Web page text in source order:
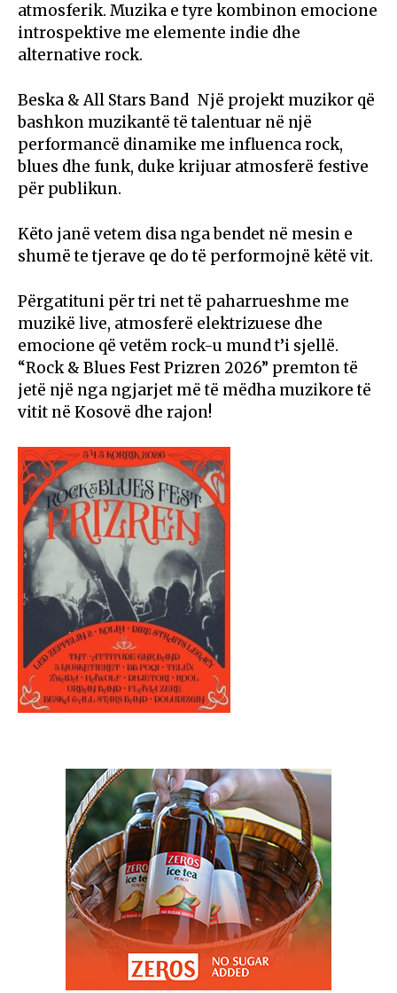
atmosferik. Muzika e tyre kombinon emocione
introspektive me elemente indie dhe
alternative rock.
Beska & All Stars Band Një projekt muzikor që
bashkon muzikantë të talentuar në një
performancë dinamike me influenca rock,
blues dhe funk, duke krijuar atmosferë festive
për publikun.
Këto janë vetem disa nga bendet në mesin e
shumë te tjerave qe do të performojnë këtë vit.
Përgatituni për tri net të paharrueshme me
muzikë live, atmosferë elektrizuese dhe
emocione që vetëm rock-u mund t’i sjellë.
“Rock & Blues Fest Prizren 2026” premton të
jetë një nga ngjarjet më të mëdha muzikore të
vitit në Kosovë dhe rajon!